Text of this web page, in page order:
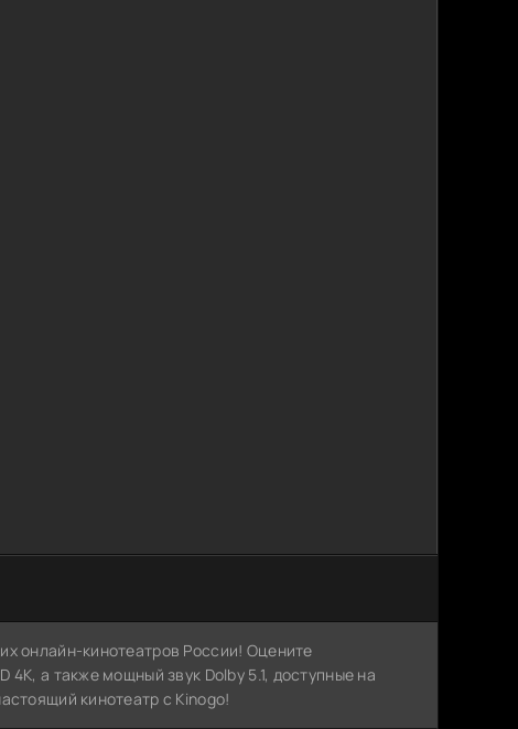
онлайн-кинотеатров России! Оцените
4K, а также мощный звук Dolby 5.1, доступные на
кинотеатр с Kinogo!